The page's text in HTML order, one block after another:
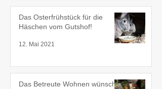
Das Osterfrühstück für die
Häschen vom Gutshof!
12. Mai 2021
Das Betreute Wohnen wünscht